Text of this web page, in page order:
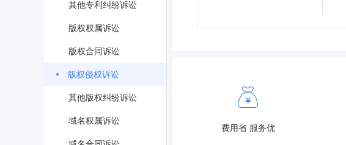
其他专利纠纷诉讼
版权权属诉讼
版权合同诉讼
版权侵权诉讼
其他版权纠纷诉讼
域名权属诉讼
费用省 服务优